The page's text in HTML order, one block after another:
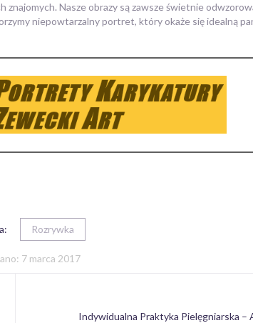
Nasze obrazy są zawsze świetnie
niepowtarzalny portret, który okaże się idealną
Rozrywka
7 marca 2017
Indywidualna Praktyka Pielęgniarska –